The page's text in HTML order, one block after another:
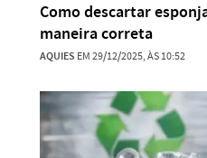
Como descartar
maneira correta
AQUIES EM 29/12/2025, ÀS 10:52